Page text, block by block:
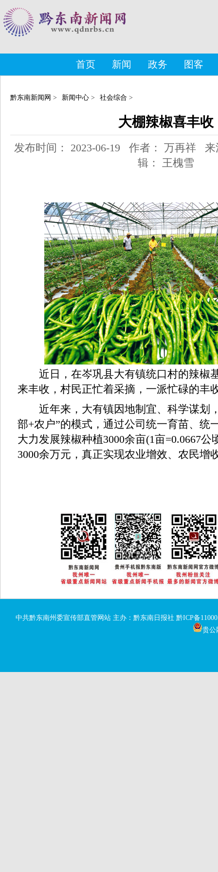
首页 新闻 政务 图客
黔东南新闻网 > 新闻中心 > 社会综合 >
大棚辣椒喜丰收
发布时间： 2023-06-19 作者： 万再祥 来
辑： 王槐雪
近日，在岑巩县大有镇统口村的辣椒
来丰收，村民正忙着采摘，一派忙碌的丰
近年来，大有镇因地制宜、科学谋划
部+农户”的模式，通过公司统一育苗、统
大力发展辣椒种植3000余亩(1亩=0.0667公
3000余万元，真正实现农业增效、农民增
中共黔东南州委宣传部直管网站 主办：黔东南日报社 黔ICP备
贵公